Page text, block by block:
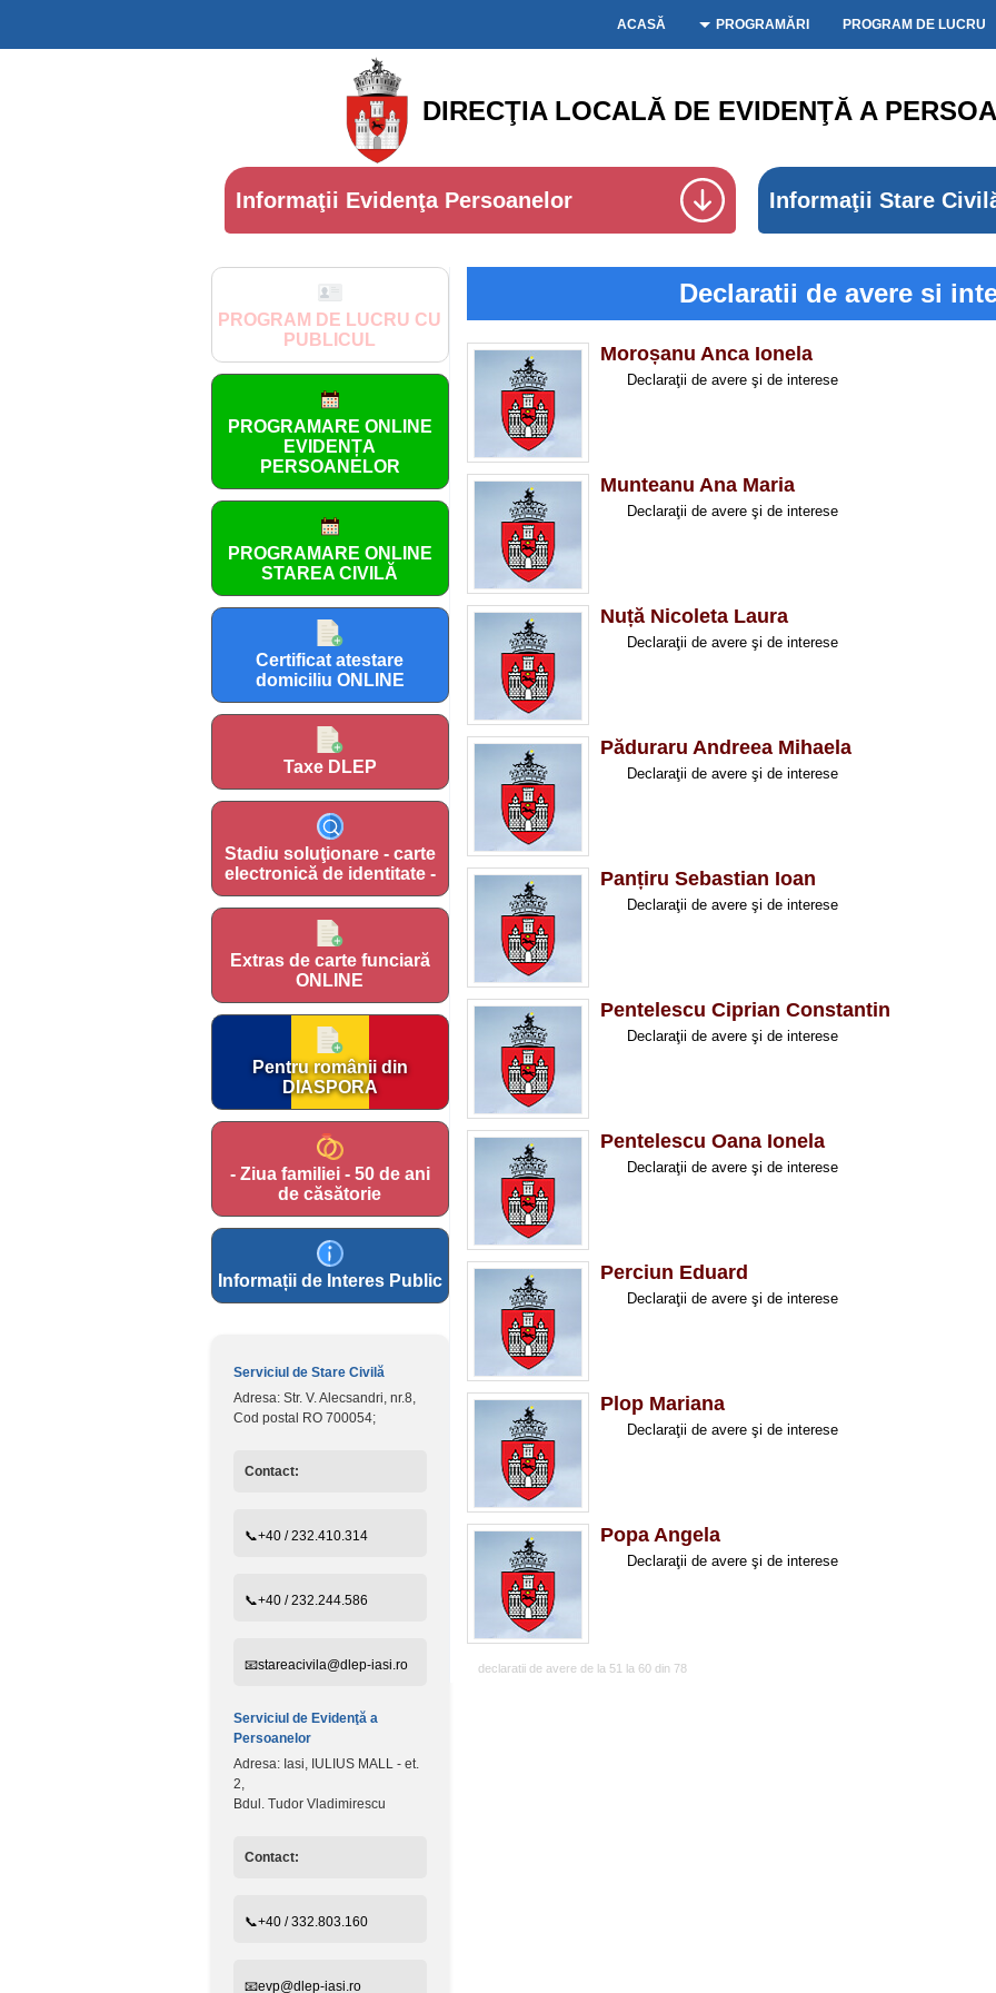
ACASĂ PROGRAMĂRI PROGRAM DE LUCRU
DIRECŢIA LOCALĂ DE EVIDENŢĂ A
Informaţii Evidenţa Persoanelor Informaţii Stare
PROGRAM DE LUCRU CU
PUBLICUL
PROGRAMARE ONLINE
EVIDENȚA
PERSOANELOR
PROGRAMARE ONLINE
STAREA CIVILĂ
Certificat atestare
domiciliu ONLINE
Taxe DLEP
Stadiu soluţionare - carte
electronică de identitate -
Extras de carte funciară
ONLINE
Pentru românii din
DIASPORA
- Ziua familiei - 50 de ani
de căsătorie
Informații de Interes Public
Serviciul de Stare Civilă
Adresa: Str. V. Alecsandri, nr.8,
Cod postal RO 700054;
Contact:
📞+40 / 232.410.314
📞+40 / 232.244.586
📧stareacivila@dlep-iasi.ro
Serviciul de Evidenţă a
Persoanelor
Adresa: Iasi, IULIUS MALL - et.
2,
Bdul. Tudor Vladimirescu
Contact:
📞+40 / 332.803.160
📧evp@dlep-iasi.ro
Declaratii de avere si
Moroșanu Anca Ionela
Declaraţii de avere
Munteanu Ana Maria
Declaraţii de avere
Nuță Nicoleta Laura
Declaraţii de avere
Păduraru Andreea Mihaela
Declaraţii de avere
Panțiru Sebastian Ioan
Declaraţii de avere
Pentelescu Ciprian Constantin
Declaraţii de avere
Pentelescu Oana Ionela
Declaraţii de avere
Perciun Eduard
Declaraţii de avere
Plop Mariana
Declaraţii de avere
Popa Angela
Declaraţii de avere
declaratii de avere de la 51 la 60 din 78